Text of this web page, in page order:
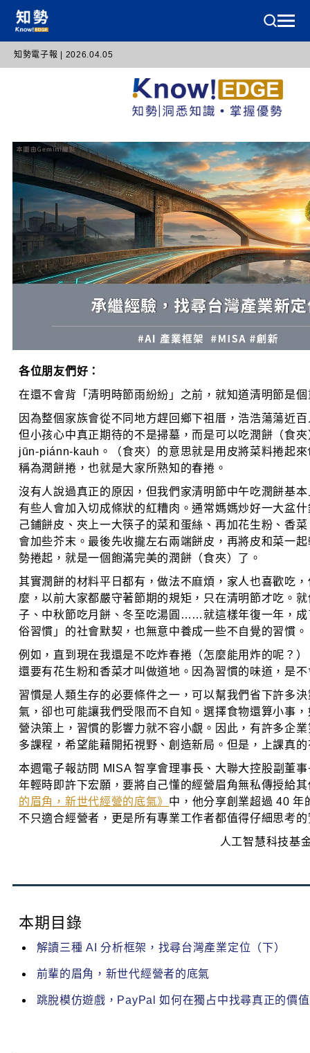
知勢電子報 | 2026.04.05
各位朋友們好：
在還不會背「清明時節雨紛紛」之前，就知道清明節是
因為整個家族會從不同地方趕回鄉下祖厝，浩浩蕩蕩近
但小孩心中真正期待的不是掃墓，而是可以吃潤餅（食
jūn-piánn-kauh。（食夾）的意思就是用皮將菜料捲起
稱為潤餅捲，也就是大家所熟知的春捲。
沒有人說過真正的原因，但我們家清明節中午吃潤餅基
有些人會加入切成條狀的紅糟肉。通常媽媽炒好一大盆
己鋪餅皮、夾上一大筷子的菜和蛋絲、再加花生粉、香
會加些芥末。最後先收攏左右兩端餅皮，再將皮和菜一
勢捲起，就是一個飽滿完美的潤餅（食夾）了。
其實潤餅的材料平日都有，做法不麻煩，家人也喜歡吃
麼，以前大家都嚴守著節期的規矩，只在清明節才吃。
子、中秋節吃月餅、冬至吃湯圓……就這樣年復一年，成
俗習慣」的社會默契，也無意中養成一些不自覺的習慣。
例如，直到現在我還是不吃炸春捲（怎麼能用炸的呢？
還要有花生粉和香菜才叫做道地。因為習慣的味道，是
習慣是人類生存的必要條件之一，可以幫我們省下許多
氣，卻也可能讓我們受限而不自知。選擇食物還算小事
營決策上，習慣的影響力就不容小覷。因此，有許多企
多課程，希望能藉開拓視野、創造新局。但是，上課真
本週電子報訪問 MISA 智享會理事長、大聯大控股副董
年輕時即許下宏願，要將自己懂的經營眉角無私傳授給
的眉角，新世代經營的底氣》 中，他分享創業超過 40 年
不只適合經營者，更是所有專業工作者都值得仔細思考
人工智慧科技基
本期目錄
解讀三種 AI 分析框架，找尋台灣產業定位（下）
前輩的眉角，新世代經營者的底氣
跳脫模仿遊戲，PayPal 如何在獨占中找尋真正的價值